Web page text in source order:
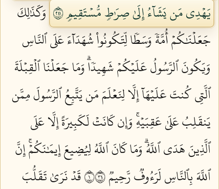
يَهۡدِي مَن يَشَآءُ إِلَىٰ صِرَٰطٖ مُّسۡتَقِيمٖ ١٤٢
وَكَذَٰلِكَ
جَعَلۡنَٰكُمۡ أُمَّةٗ وَسَطٗا لِّتَكُونُواْ شُهَدَآءَ عَلَى ٱلنَّاسِ
وَيَكُونَ ٱلرَّسُولُ عَلَيۡكُمۡ شَهِيدٗاۗ وَمَا جَعَلۡنَا ٱلۡقِبۡلَةَ
ٱلَّتِي كُنتَ عَلَيۡهَآ إِلَّا لِنَعۡلَمَ مَن يَتَّبِعُ ٱلرَّسُولَ مِمَّن
يَنقَلِبُ عَلَىٰ عَقِبَيۡهِۚ وَإِن كَانَتۡ لَكَبِيرَةً إِلَّا عَلَى
ٱلَّذِينَ هَدَى ٱللَّهُۗ وَمَا كَانَ ٱللَّهُ لِيُضِيعَ إِيمَٰنَكُمۡۚ إِنَّ
ٱللَّهَ بِٱلنَّاسِ لَرَءُوفٞ رَّحِيمٞ ١٤٣
قَدۡ نَرَىٰ تَقَلُّبَ